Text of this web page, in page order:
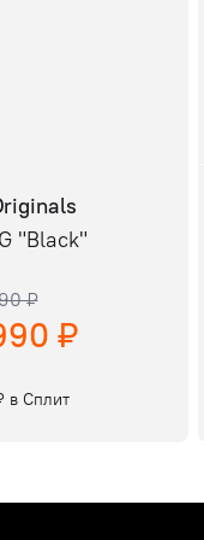
"Black"
₽
₽
в Сплит